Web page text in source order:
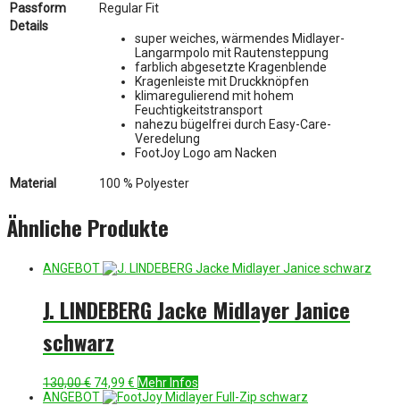
Passform
Regular Fit
Details
super weiches, wärmendes Midlayer-
Langarmpolo mit Rautensteppung
farblich abgesetzte Kragenblende
Kragenleiste mit Druckknöpfen
klimaregulierend mit hohem
Feuchtigkeitstransport
nahezu bügelfrei durch Easy-Care-
Veredelung
FootJoy Logo am Nacken
Material 100 % Polyester
Ähnliche Produkte
ANGEBOT
J. LINDEBERG Jacke Midlayer Janice
schwarz
130,00€ Ursprünglicher
Preis
74,99 € Aktueller
Preis
Mehr Infos
ANGEBOT